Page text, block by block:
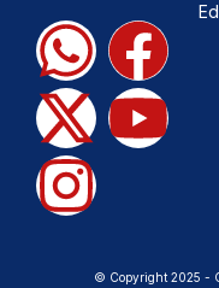
© Copyright 2025 -